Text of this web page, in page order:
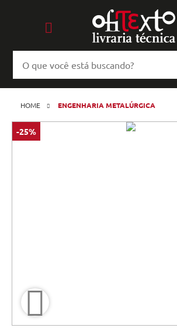
HOME ENGENHARIA METALÚRGICA
-25%